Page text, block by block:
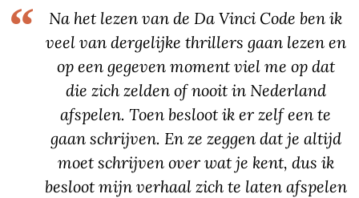
Na het lezen van de Da Vinci Code ben ik
veel van dergelijke thrillers gaan lezen en
op een gegeven moment viel me op dat
die zich zelden of nooit in Nederland
afspelen. Toen besloot ik er zelf een te
gaan schrijven. En ze zeggen dat je altijd
moet schrijven over wat je kent, dus ik
besloot mijn verhaal zich te laten afspelen